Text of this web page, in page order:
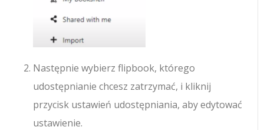
Następnie wybierz flipbook, którego
udostępnianie chcesz zatrzymać, i kliknij
przycisk ustawień udostępniania, aby edytować
ustawienie.